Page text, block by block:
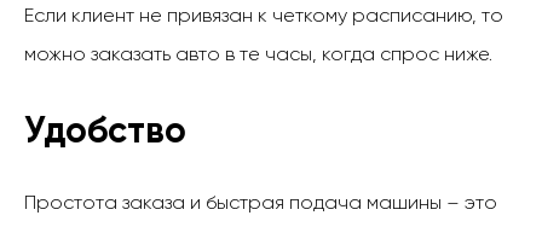
Если клиент не привязан к четкому расписанию, то
можно заказать авто в те часы, когда спрос ниже.
Удобство
Простота заказа и быстрая подача машины – это